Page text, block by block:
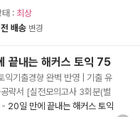
태 : 최상
배송 변경
끝내는 해커스 토익 75
익기출경향 완벽 반영 | 기출 유
략서 [실전모의고사 3회분(별
- 20일 만에 끝내는 해커스 토익